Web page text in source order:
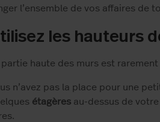
l’ensemble de vos affaires de
les hauteurs
partie haute des murs est
n’avez pas la place pour une
étagères au-dessus de